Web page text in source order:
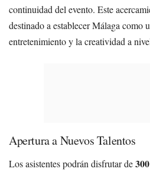
continuidad del evento. Este
destinado a establecer Málaga como
entretenimiento y la creatividad a
Apertura a Nuevos Talentos
Los asistentes podrán disfrutar de